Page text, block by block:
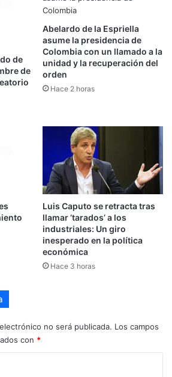
de
de
Abelardo de la Espriella
asume la presidencia de
Colombia con un llamado a la
unidad y la recuperación del
orden
Hace 2 horas
Luis Caputo se retracta tras
llamar ‘tarados’ a los
industriales: Un giro
inesperado en la política
económica
Hace 3 horas
no será publicada. Los campos
con *